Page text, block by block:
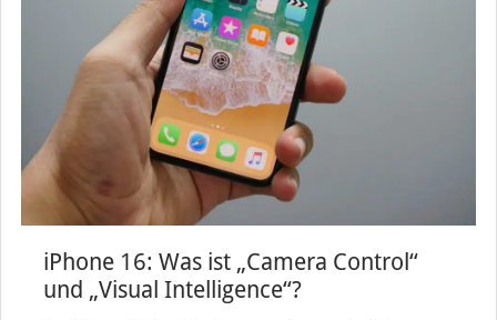
iPhone 16: Was ist „Camera Control“
und „Visual Intelligence“?